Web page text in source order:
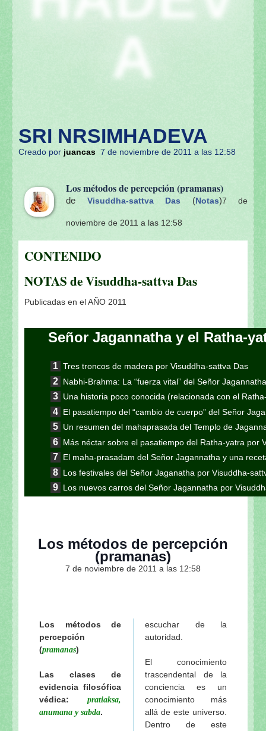
A
SRI NRSIMHADEVA
Creado por juancas 7 de noviembre de 2011 a las 12:58
Los métodos de percepción (pramanas)
de Visuddha-sattva Das (Notas)7 de
noviembre de 2011 a las 12:58
CONTENIDO
NOTAS de Visuddha-sattva Das
Publicadas en el AÑO 2011
Señor Jagannatha y el Ratha-
Tres troncos de madera por Visuddha-sattva Das
Nabhi-Brahma: La “fuerza vital” del Señor
Una historia poco conocida (relacionada con el
El pasatiempo del “cambio de cuerpo” del Señor
Un resumen del mahaprasada del Templo de
Más néctar sobre el pasatiempo del Ratha-yatra por
El maha-prasadam del Señor Jagannatha y una
Los festivales del Señor Jaganatha por Visuddha-
Los nuevos carros del Señor Jagannatha por
Continuación de la nota anterior: Jaganatha Puri
Continuación de la nota anterior: Aunque
Continuación de la nota anterior: “El encuentro
esotérico del Ratha-yatra”
Continuación: "Los pasatiempos del Ratha-yatra"
Continuación de la nota anterior: Las formas
Continuación de la nota anterior "En el camino a
Sripad Aindra Prabhu tirobhava-tithi 2011 de
Sri Lalitastakam de Visuddha-sattva Das
El peligro de ir a Vrindavana de Visuddha-sattva Das
Continuación: Sobre Lalita-sakhi de Visuddha-
Los pujaris del Señor Jagannatha de Visuddha-
Los rituales diarios del Señor Jagannatha de
Mahaprabhu en Sri Gambhira de Visuddha-sattva
Los métodos de percepción
(pramanas)
7 de noviembre de 2011 a las 12:58
Los métodos de
percepción
(pramanas)
Las clases de
evidencia filosófica
védica: pratiaksa,
anumana y sabda.
escuchar de la
autoridad.
El conocimiento
trascendental de la
conciencia es un
conocimiento más
allá de este universo.
Dentro de este